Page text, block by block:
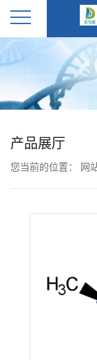
公
产品展厅
您当前的位置： 网